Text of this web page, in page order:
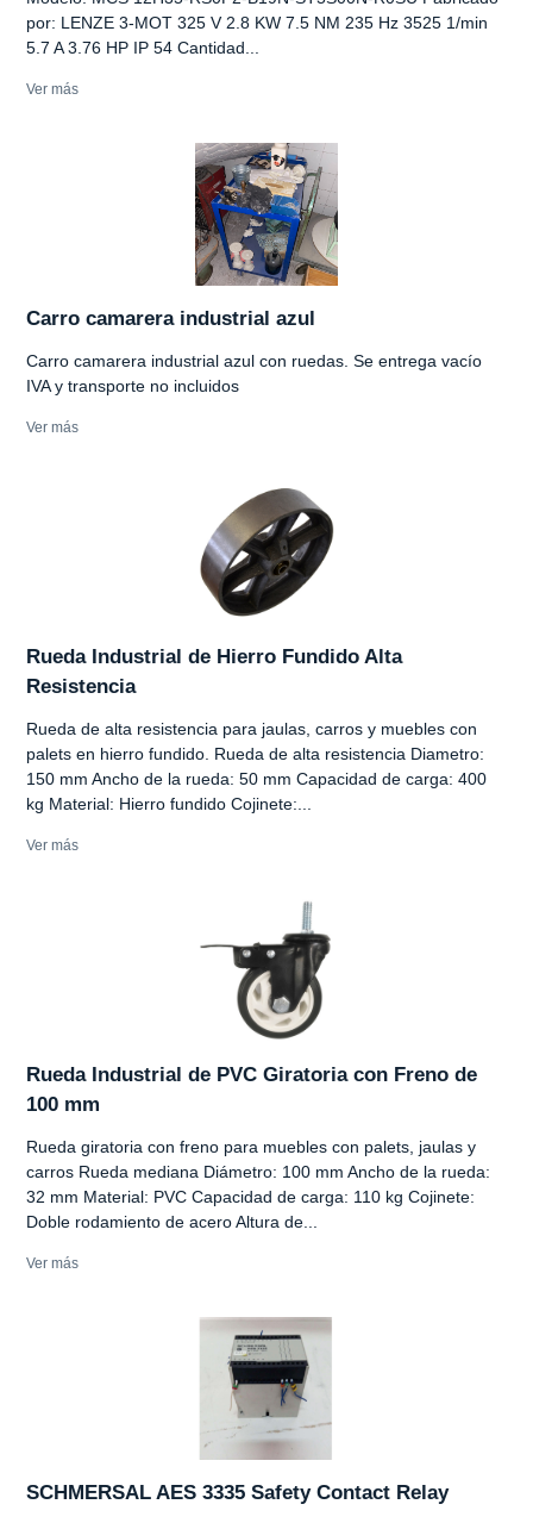
por: LENZE 3-MOT 325 V 2.8 KW 7.5 NM 235 Hz 3525 1/min
5.7 A 3.76 HP IP 54 Cantidad...
Ver más
Carro camarera industrial azul
Carro camarera industrial azul con ruedas. Se entrega vacío
IVA y transporte no incluidos
Ver más
Rueda Industrial de Hierro Fundido Alta
Resistencia
Rueda de alta resistencia para jaulas, carros y muebles con
palets en hierro fundido. Rueda de alta resistencia Diametro:
150 mm Ancho de la rueda: 50 mm Capacidad de carga: 400
kg Material: Hierro fundido Cojinete:...
Ver más
Rueda Industrial de PVC Giratoria con Freno de
100 mm
Rueda giratoria con freno para muebles con palets, jaulas y
carros Rueda mediana Diámetro: 100 mm Ancho de la rueda:
32 mm Material: PVC Capacidad de carga: 110 kg Cojinete:
Doble rodamiento de acero Altura de...
Ver más
SCHMERSAL AES 3335 Safety Contact Relay